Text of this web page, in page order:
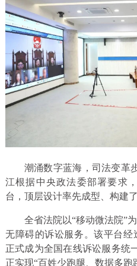
潮涌数字蓝海，司法变革
江根据中央政法委部署要求
台，顶层设计率先成型、构建了
全省法院以“移动微法院”
无障碍的诉讼服务。该平台经
正式成为全国在线诉讼服务统
正实现“百姓少跑腿、数据多跑